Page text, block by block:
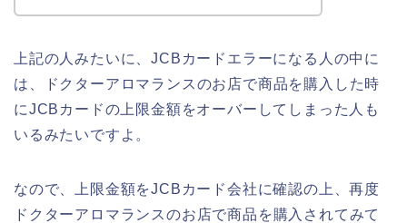
上記の人みたいに、JCBカードエラーになる人の中に
は、ドクターアロマランスのお店で商品を購入した時
にJCBカードの上限金額をオーバーしてしまった人も
いるみたいですよ。
なので、上限金額をJCBカード会社に確認の上、再度
ドクターアロマランスのお店で商品を購入されてみて